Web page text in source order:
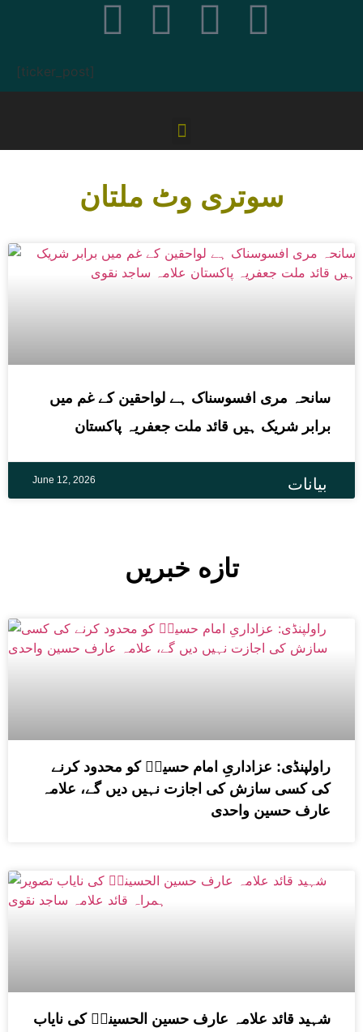
[ticker_post]
سوتری وٹ ملتان
بیانات
سانحہ مری افسوسناک ہے لواحقین کے غم میں
برابر شریک ہیں قائد ملت جعفریہ پاکستان
June 12, 2026
تازه خبریں
راولپنڈی: عزاداریِ امام حسینؑ کو محدود کرنے
کی کسی سازش کی اجازت نہیں دیں گے، علامہ
عارف حسین واحدی
شہید قائد علامہ عارف حسین الحسینیؒ کی نایاب